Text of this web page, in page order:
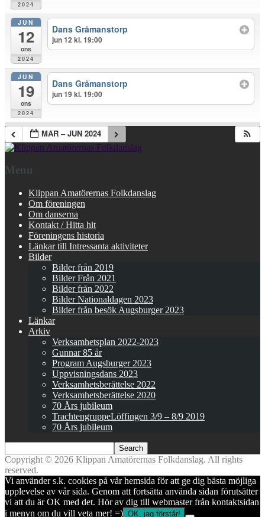
2024
JUN
12
ons
2024
Dans Gråmanstorp
jun 12 kl. 19:00
JUN
19
ons
2024
Dans Gråmanstorp
jun 19 kl. 19:00
MAR – JUN 2024
Menu
Klippan Amatörernas Folkdanslag
Om föreningen
Om danserna
Kontakt / Hitta hit
Föreningens historia
Länkar till Intressanta aktiviteter
Bilder
Bilder från 2019
Bilder Från 2021
Bilder från 2022
Bilder Nationaldagen 2023
Bilder från besök Augsburger 2023
Länkar
Arkiv
Verksamhetsplan 2022-2023
Gunnar 85 år
Program Augsburger 2023
Uppvisningsdans 2023
Verksamhetsberättelse 2022
Verksamhetsberättelse 2020
70 Års jubileum
TrachtengruppeLöffingen 3/9 – 8/9 2019
70 Års jubileum
Copyright © 2026 Klippan Amatörernas Folkdanslag. All rights
reserved.
Vi använder s.k. cookies på vår hemsida för att ge dig bästa möjliga
upplevelse av vår sida. Genom att fortsätta använda sidan förutsätter
vi att du är OK med det. Hör av dig till webmaster från kontaktsidan
i menyn om du vill veta mer! =) OK, jag förstår!